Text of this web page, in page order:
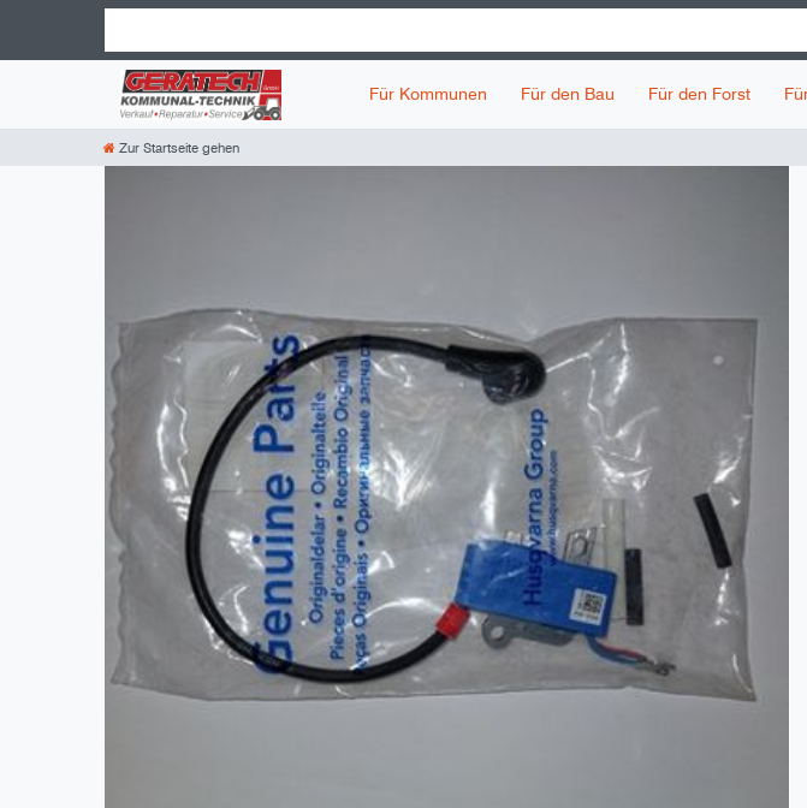
Für Kommunen Für den Bau Für den Forst
Zur Startseite gehen